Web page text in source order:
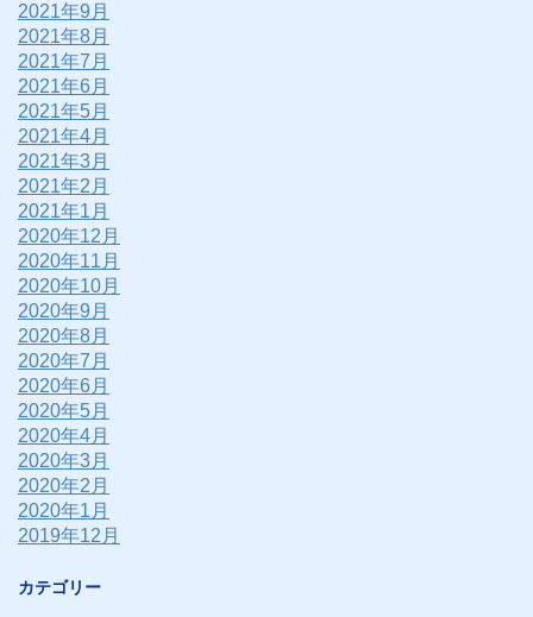
2021年9月
2021年8月
2021年7月
2021年6月
2021年5月
2021年4月
2021年3月
2021年2月
2021年1月
2020年12月
2020年11月
2020年10月
2020年9月
2020年8月
2020年7月
2020年6月
2020年5月
2020年4月
2020年3月
2020年2月
2020年1月
2019年12月
カテゴリー